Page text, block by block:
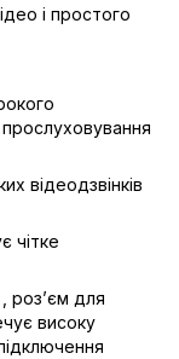
і простого
прослуховування
відеодзвінків
чітке
роз’єм для
високу